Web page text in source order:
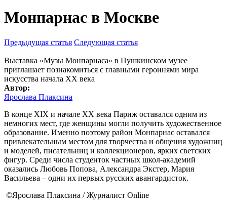
Монпарнас в Москве
Предыдущая статья Следующая статья
Выставка «Музы Монпарнаса» в Пушкинском музее
приглашает познакомиться с главными героинями мира
искусства начала ХХ века
Автор:
Ярослава Плаксина
В конце XIX и начале ХХ века Париж оставался одним из
немногих мест, где женщины могли получить художественное
образование. Именно поэтому район Монпарнас оставался
привлекательным местом для творчества и общения художниц
и моделей, писательниц и коллекционеров, ярких светских
фигур. Среди числа студенток частных школ-академий
оказались Любовь Попова, Александра Экстер, Мария
Васильева – одни их первых русских авангардисток.
©Ярослава Плаксина / Журналист Online